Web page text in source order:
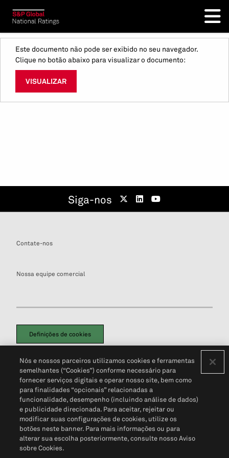
Este documento não pode ser exibido no seu navegador.
Clique no botão abaixo para visualizar o documento:
VISUALIZAR
Siga-nos
Contate-nos
Nossa equipe comercial
Definições de cookies
Política de PrivacidadePortal de privacidade do cliente (em inglês)
Não Venda Minhas Informações Pessoais© 2026 S&P Global
Nós e nossos parceiros utilizamos cookies e ferramentas
semelhantes (“Cookies”) conforme necessário para
fornecer serviços digitais e operar nosso site, bem como
para finalidades “opcionais” relacionadas a
funcionalidade, desempenho (incluindo análise de dados)
e publicidade direcionada. Para aceitar, rejeitar ou
modificar suas configurações de cookies, utilize os
botões neste banner. Para mais informações ou para
alterar sua escolha posteriormente, consulte nosso Aviso
sobre Cookies.